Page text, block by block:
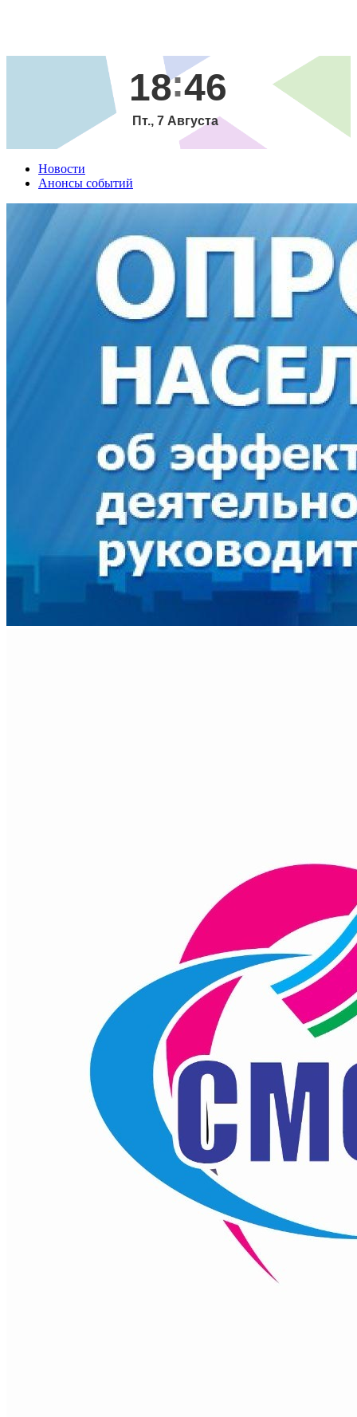
18 46
Пт., 7 Августа
Новости
Анонсы событий